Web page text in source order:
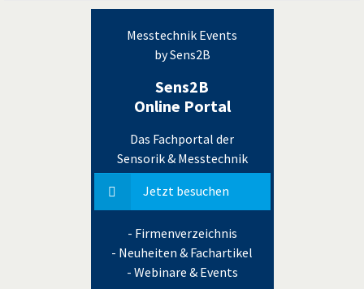
Messtechnik Events
by Sens2B
Sens2B
Online Portal
Das Fachportal der
Sensorik & Messtechnik
Jetzt besuchen
- Firmenverzeichnis
- Neuheiten & Fachartikel
- Webinare & Events